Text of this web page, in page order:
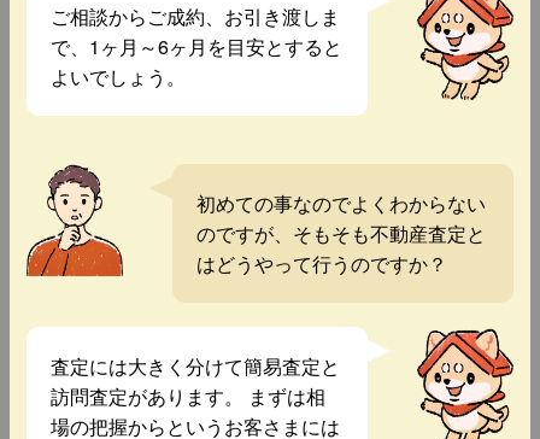
ご相談からご成約、お引き渡しま
で、1ヶ月～6ヶ月を目安とすると
よいでしょう。
初めての事なのでよくわからない
のですが、そもそも不動産査定と
はどうやって行うのですか？
査定には大きく分けて簡易査定と
訪問査定があります。 まずは相
場の把握からというお客さまには